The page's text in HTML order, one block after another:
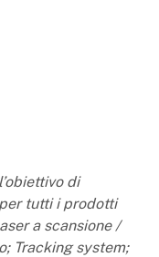
di
tutti i prodotti
a scansione /
Tracking system;